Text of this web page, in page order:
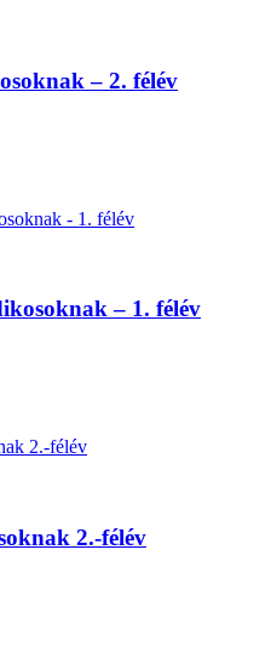
– 2. félév
– 1. félév
2.-félév